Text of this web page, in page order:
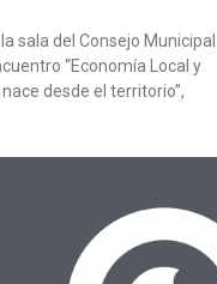
sala del Consejo Municipal
“Economía Local y
desde el territorio”,